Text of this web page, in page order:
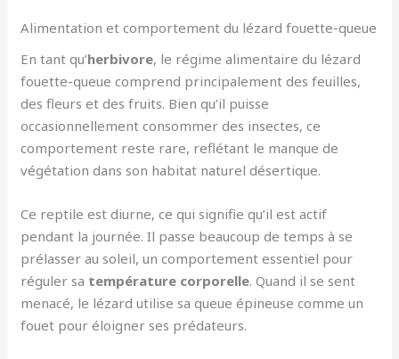
Alimentation et comportement du lézard fouette-queue
En tant qu’herbivore, le régime alimentaire du lézard
fouette-queue comprend principalement des feuilles,
des fleurs et des fruits. Bien qu’il puisse
occasionnellement consommer des insectes, ce
comportement reste rare, reflétant le manque de
végétation dans son habitat naturel désertique.
Ce reptile est diurne, ce qui signifie qu’il est actif
pendant la journée. Il passe beaucoup de temps à se
prélasser au soleil, un comportement essentiel pour
réguler sa température corporelle. Quand il se sent
menacé, le lézard utilise sa queue épineuse comme un
fouet pour éloigner ses prédateurs.